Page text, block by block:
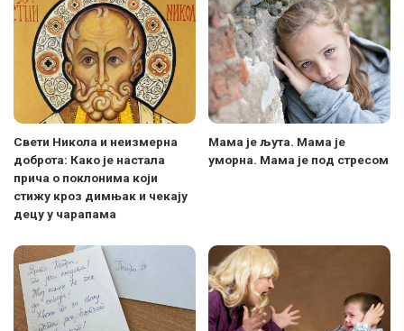
Свети Никола и неизмерна
доброта: Како је настала
прича о поклонима који
стижу кроз димњак и чекају
децу у чарапама
Мама је љута. Мама је
уморна. Мама је под стресом